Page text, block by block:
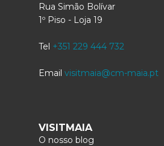
Rua Simão Bolívar
1º Piso - Loja 19
Tel +351 229 444 732
Email visitmaia@cm-maia.pt
VISITMAIA
O nosso blog